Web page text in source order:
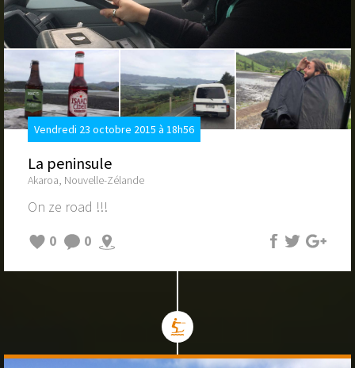
Vendredi 23 octobre 2015 à 18h56
La peninsule
Akaroa, Nouvelle-Zélande
On ze road !!!
0
0